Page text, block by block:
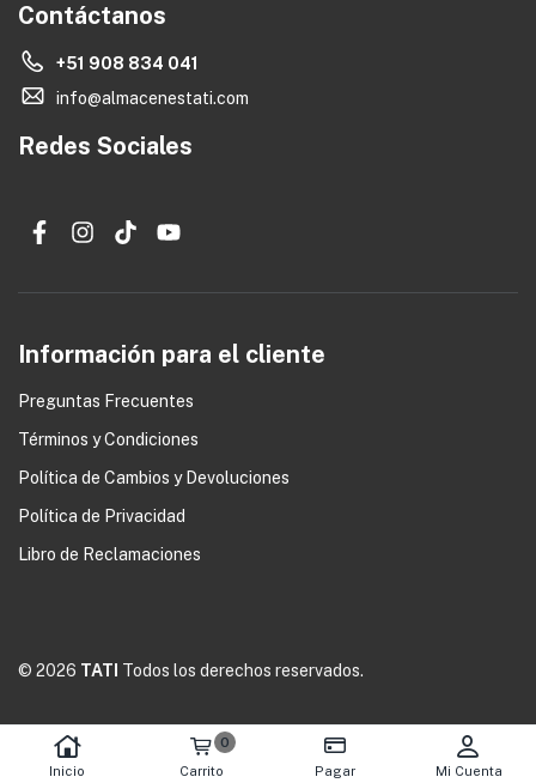
Inicio
0
Carrito Pagar Mi Cuenta
Contáctanos
+51 908 834 041
info@almacenestati.com
Redes Sociales
Información para el cliente
Preguntas Frecuentes
Términos y Condiciones
Política de Cambios y Devoluciones
Política de Privacidad
Libro de Reclamaciones
© 2026 TATI Todos los derechos reservados.